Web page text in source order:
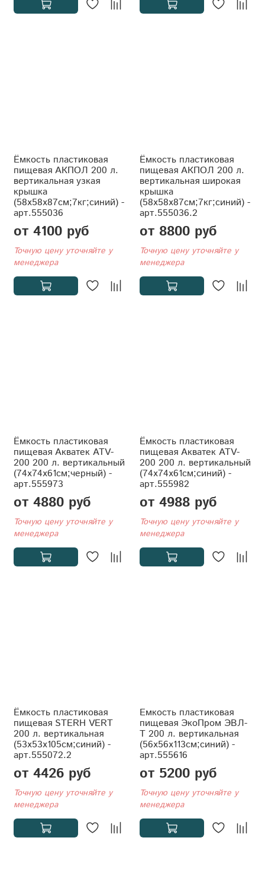
Ёмкость пластиковая
пищевая АКПОЛ 200 л.
вертикальная узкая
крышка
(58x58x87см;7кг;синий) -
арт.555036
от 4100 руб
Точную цену уточняйте у
менеджера
Ёмкость пластиковая
пищевая АКПОЛ 200 л.
вертикальная широкая
крышка
(58x58x87см;7кг;синий) -
арт.555036.2
от 8800 руб
Точную цену уточняйте у
менеджера
Ёмкость пластиковая
пищевая Акватек ATV-
200 200 л. вертикальный
(74x74x61см;черный) -
арт.555973
от 4880 руб
Точную цену уточняйте у
менеджера
Ёмкость пластиковая
пищевая Акватек ATV-
200 200 л. вертикальный
(74x74x61см;синий) -
арт.555982
от 4988 руб
Точную цену уточняйте у
менеджера
Ёмкость пластиковая
пищевая STERH VERT
200 л. вертикальная
(53x53x105см;синий) -
арт.555072.2
от 4426 руб
Точную цену уточняйте у
менеджера
Емкость пластиковая
пищевая ЭкоПром ЭВЛ-
Т 200 л. вертикальная
(56x56x113см;синий) -
арт.555616
от 5200 руб
Точную цену уточняйте у
менеджера